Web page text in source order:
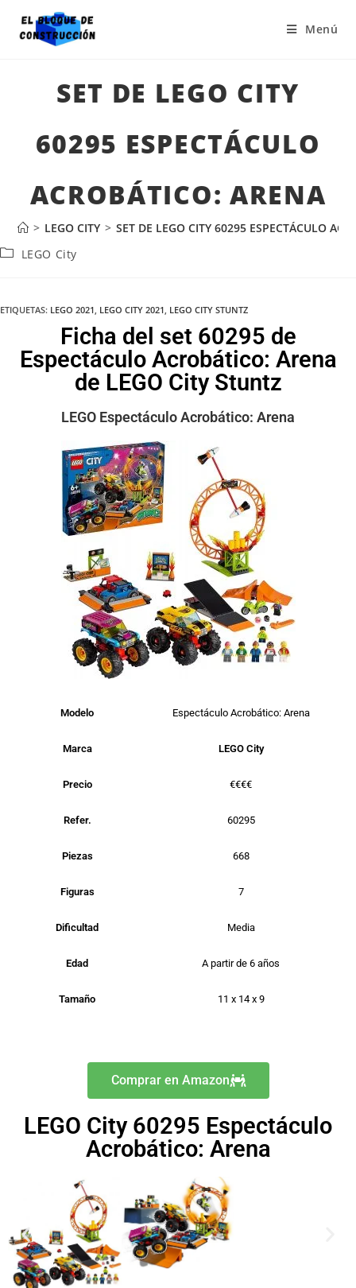
Menú
SET DE LEGO CITY
60295 ESPECTÁCULO
ACROBÁTICO: ARENA
> LEGO CITY > SET DE LEGO CITY 60295 ESPECTÁCULO
LEGO City
ETIQUETAS: LEGO 2021, LEGO CITY 2021, LEGO CITY STUNTZ
Ficha del set 60295 de
Espectáculo Acrobático: Arena
de LEGO City Stuntz
LEGO Espectáculo Acrobático: Arena
Modelo Espectáculo Acrobático: Arena
Marca LEGO City
Precio €€€€
Refer. 60295
Piezas 668
Figuras 7
Dificultad Media
Edad A partir de 6 años
Tamaño 11 x 14 x 9
Comprar en Amazon
LEGO City 60295 Espectáculo
Acrobático: Arena